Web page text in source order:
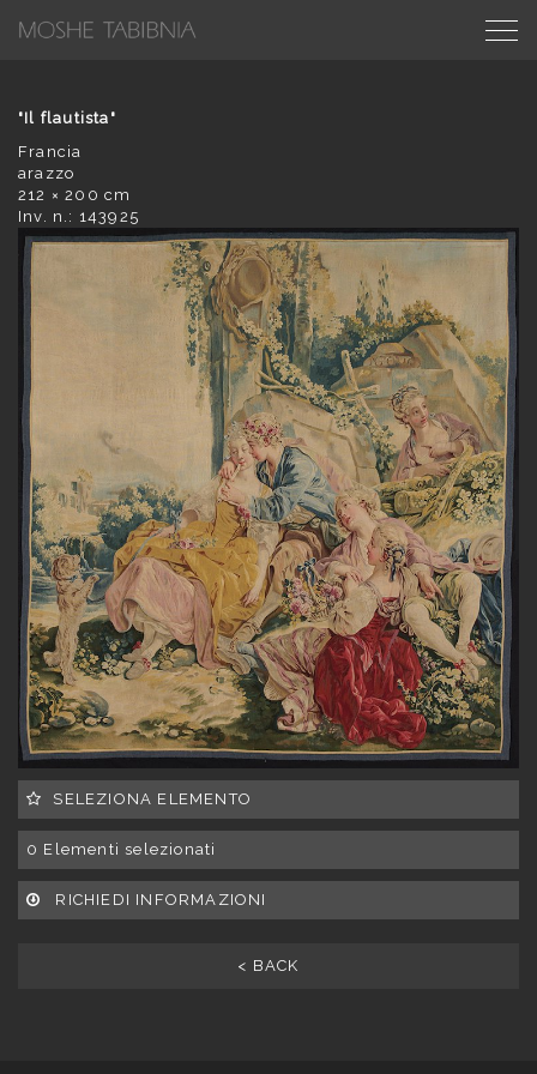
"Il flautista"
Francia
arazzo
212 × 200 cm
Inv. n.: 143925
SELEZIONA ELEMENTO
0 Elementi selezionati
RICHIEDI INFORMAZIONI
< BACK